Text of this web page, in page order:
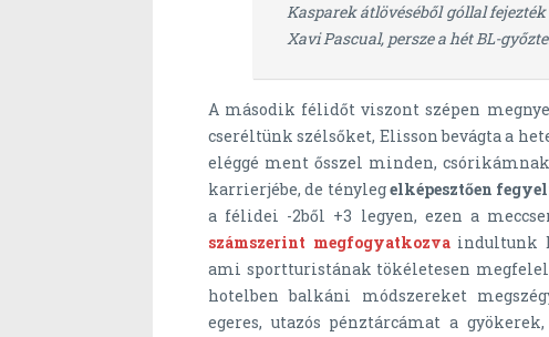
Kasparek átlövéséből góllal
Xavi Pascual, persze a hét BL-
A második félidőt viszont szépen
cseréltünk szélsőket, Elisson bevágta a
eléggé ment ősszel minden,
karrierjébe, de ténylegelképesztően
a félidei -2ből +3 legyen, ezen a
számszerint megfogyatkozvaindultunk
ami sportturistának tökéletesen
hotelben balkáni módszereket
egeres, utazós pénztárcámat a